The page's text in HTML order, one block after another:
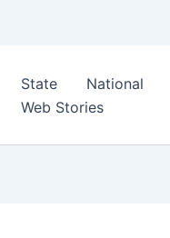
State National
Web Stories